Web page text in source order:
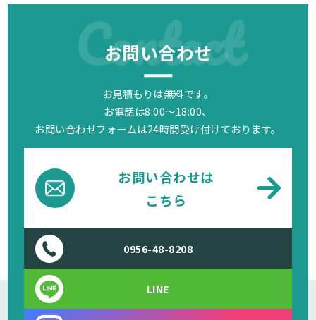
Contact
お問い合わせ
お見積もりは無料です。
お電話は8:00～18:00、
お問い合わせフォームは24時間受け付けております。
お問い合わせは
こちら
0956-48-8208
LINE